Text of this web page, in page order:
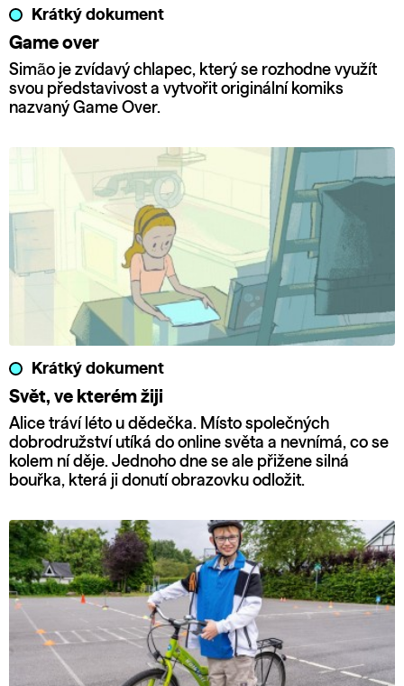
Krátký dokument
Game over
Simão je zvídavý chlapec, který se rozhodne využít
svou představivost a vytvořit originální komiks
nazvaný Game Over.
Krátký dokument
Svět, ve kterém žiji
Alice tráví léto u dědečka. Místo společných
dobrodružství utíká do online světa a nevnímá, co se
kolem ní děje. Jednoho dne se ale přižene silná
bouřka, která ji donutí obrazovku odložit.